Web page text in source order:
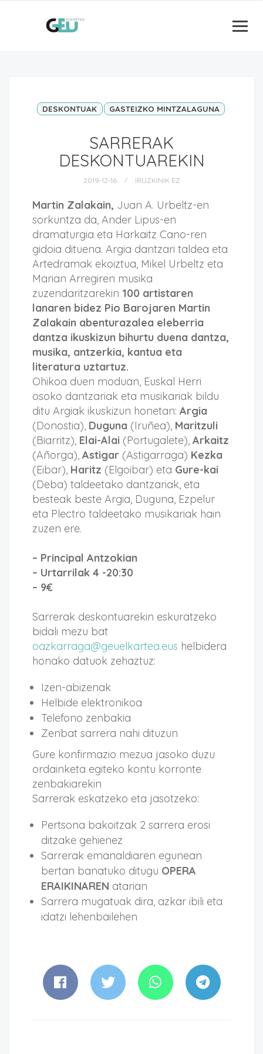
DESKONTUAK GASTEIZKO MINTZALAGUNA
SARRERAK
DESKONTUAREKIN
2019-12-16 IRUZKINIK EZ
Martin Zalakain, Juan A. Urbeltz-en
sorkuntza da, Ander Lipus-en
dramaturgia eta Harkaitz Cano-ren
gidoia dituena. Argia dantzari taldea eta
Artedramak ekoiztua, Mikel Urbeltz eta
Marian Arregiren musika
zuzendaritzarekin 100 artistaren
lanaren bidez Pio Barojaren Martin
Zalakain abenturazalea eleberria
dantza ikuskizun bihurtu duena dantza,
musika, antzerkia, kantua eta
literatura uztartuz.
Ohikoa duen moduan, Euskal Herri
osoko dantzariak eta musikariak bildu
ditu Argiak ikuskizun honetan: Argia
(Donostia), Duguna (Iruñea), Maritzuli
(Biarritz), Elai-Alai (Portugalete), Arkaitz
(Añorga), Astigar (Astigarraga) Kezka
(Eibar), Haritz (Elgoibar) eta Gure-kai
(Deba) taldeetako dantzariak, eta
besteak beste Argia, Duguna, Ezpelur
eta Plectro taldeetako musikariak hain
zuzen ere.
– Principal Antzokian
– Urtarrilak 4 -20:30
– 9€
Sarrerak deskontuarekin eskuratzeko
bidali mezu bat
oazkarraga@geuelkartea.eus helbidera
honako datuok zehaztuz:
Izen-abizenak
Helbide elektronikoa
Telefono zenbakia
Zenbat sarrera nahi dituzun
Gure konfirmazio mezua jasoko duzu
ordainketa egiteko kontu korronte
zenbakiarekin
Sarrerak eskatzeko eta jasotzeko:
Pertsona bakoitzak 2 sarrera erosi
ditzake gehienez
Sarrerak emanaldiaren egunean
bertan banatuko ditugu OPERA
ERAIKINAREN atarian
Sarrera mugatuak dira, azkar ibili eta
idatzi lehenbailehen